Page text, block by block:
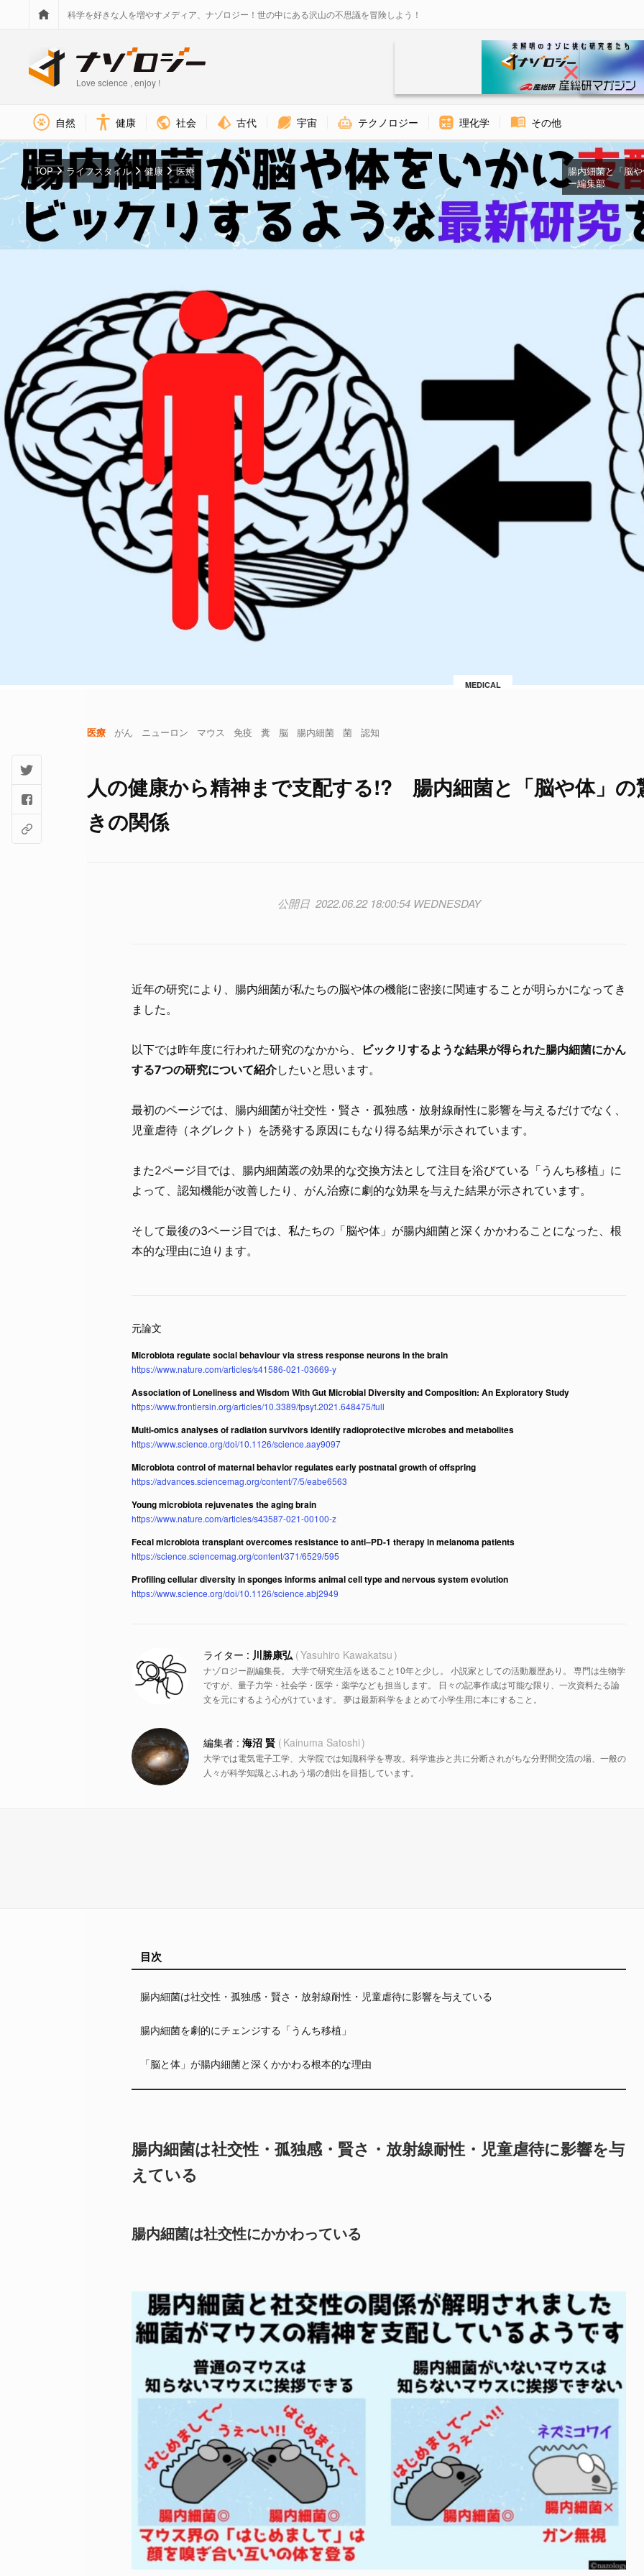
科学を好きな人を増やすメディア、ナゾロジー！世の中にある沢山の不思議を冒険しよう！
Love science , enjoy !
自然 健康 社会 古代 宇宙 テクノロジー 理化学 その他
腸内細菌と「脳
ー編集部
MEDICAL
TOP ライフスタイル 健康 医療
医療 がん ニューロン マウス 免疫 糞 脳 腸内細菌 菌 認知
人の健康から精神まで支配する!? 腸内細菌と「脳や体」の
きの関係
2022.06.22 18:00:54 WEDNESDAY
近年の研究により、腸内細菌が私たちの脳や体の機能に密接に関連することが明らかになってき
ました。
以下では昨年度に行われた研究のなかから、
ビックリするような結果が得られた腸内細菌にかん
する7つの研究について紹介したいと思います。
最初のページでは、腸内細菌が社交性・賢さ・孤独感・放射線耐性に影響を与えるだけでなく、
児童虐待（ネグレクト）を誘発する原因にもなり得る結果が示されています。
また2ページ目では、腸内細菌叢の効果的な交換方法として注目を浴びている「うんち移植」に
よって、認知機能が改善したり、がん治療に劇的な効果を与えた結果が示されています。
そして最後の3ページ目では、私たちの「脳や体」が腸内細菌と深くかかわることになった、根
本的な理由に迫ります。
Microbiota regulate social behaviour via stress response neurons in the brain
https://www.nature.com/articles/s41586-021-03669-y
Association of Loneliness and Wisdom With Gut Microbial Diversity and Composition: An Exploratory Study
https://www.frontiersin.org/articles/10.3389/fpsyt.2021.648475/full
Multi-omics analyses of radiation survivors identify radioprotective microbes and metabolites
https://www.science.org/doi/10.1126/science.aay9097
Microbiota control of maternal behavior regulates early postnatal growth of offspring
https://advances.sciencemag.org/content/7/5/eabe6563
Young microbiota rejuvenates the aging brain
https://www.nature.com/articles/s43587-021-00100-z
Fecal microbiota transplant overcomes resistance to anti–PD-1 therapy in melanoma patients
https://science.sciencemag.org/content/371/6529/595
Profiling cellular diversity in sponges informs animal cell type and nervous system evolution
https://www.science.org/doi/10.1126/science.abj2949
川勝康弘 Yasuhiro Kawakatsu
ナゾロジー副編集長。 大学で研究生活を送ること10年と少し。 小説家としての活動履歴あり。 専門は生物学
ですが、量子力学・社会学・医学・薬学なども担当します。 日々の記事作成は可能な限り、一次資料たる論
文を元にするよう心がけています。 夢は最新科学をまとめて小学生用に本にすること。
海沼 賢 Kainuma Satoshi
大学では電気電子工学、大学院では知識科学を専攻。科学進歩と共に分断されがちな分野間交流の場、一般の
人々が科学知識とふれあう場の創出を目指しています。
目次
腸内細菌は社交性・孤独感・賢さ・放射線耐性・児童虐待に影響を与えている
腸内細菌を劇的にチェンジする「うんち移植」
「脳と体」が腸内細菌と深くかかわる根本的な理由
腸内細菌は社交性・孤独感・賢さ・放射線耐性・児童虐待に影響を与
えている
腸内細菌は社交性にかかわっている